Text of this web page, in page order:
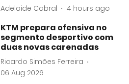
Adelaide Cabral 4 hours ago
KTM prepara ofensiva no
segmento desportivo com
duas novas carenadas
Ricardo Simões Ferreira
06 Aug 2026